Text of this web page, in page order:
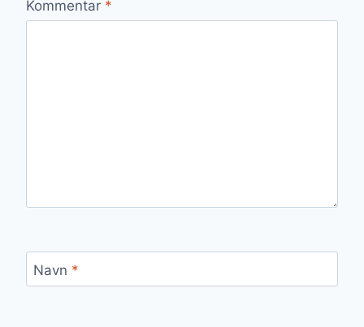
Kommentar *
Navn *